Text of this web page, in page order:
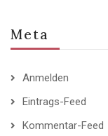
Meta
Anmelden
Eintrags-Feed
Kommentar-Feed